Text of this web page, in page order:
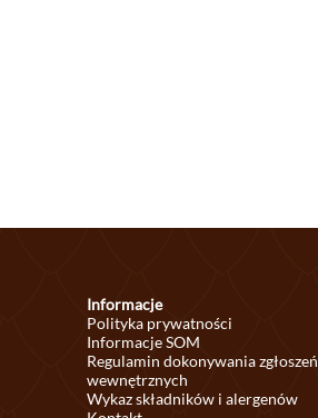
Informacje
Polityka prywatności
Informacje SOM
Regulamin dokonywania zgłoszeń
wewnętrznych
Wykaz składników i alergenów